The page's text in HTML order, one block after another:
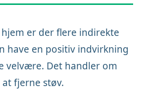
er der flere indirekte
have en positiv indvirkning
velvære. Det handler om
fjerne støv.